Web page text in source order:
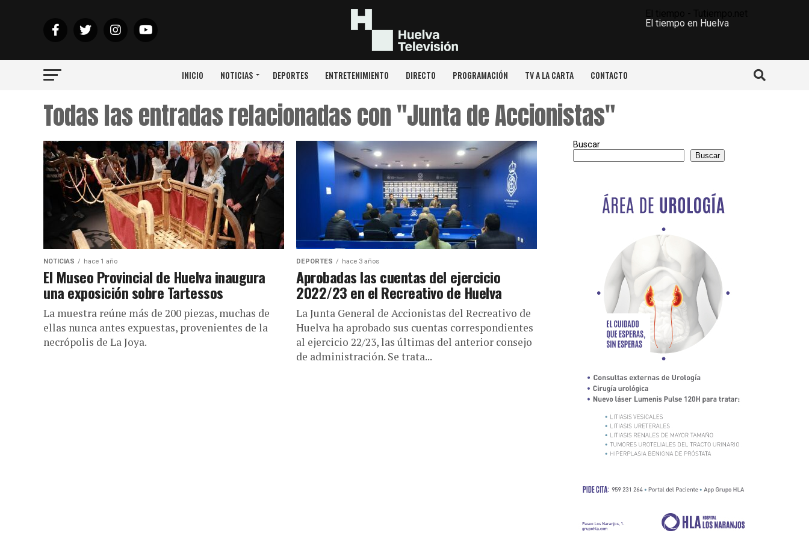
El tiempo en Huelva
INICIO NOTICIAS DEPORTES ENTRETENIMIENTO DIRECTO PROGRAMACIÓN TV A LA CARTA CONTACTO
Todas las entradas relacionadas con "Junta de Accionistas"
NOTICIAS hace 1 año
El Museo Provincial de Huelva inaugura
una exposición sobre Tartessos
La muestra reúne más de 200 piezas, muchas de
ellas nunca antes expuestas, provenientes de la
necrópolis de La Joya.
DEPORTES hace 3 años
Aprobadas las cuentas del ejercicio
2022/23 en el Recreativo de Huelva
La Junta General de Accionistas del Recreativo de
Huelva ha aprobado sus cuentas correspondientes
al ejercicio 22/23, las últimas del anterior consejo
de administración. Se trata...
Buscar
Buscar